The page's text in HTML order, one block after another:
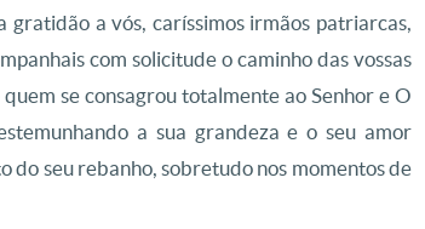
a vós, caríssimos irmãos patriarcas,
com solicitude o caminho das vossas
se consagrou totalmente ao Senhor e O
a sua grandeza e o seu amor
do seu rebanho, sobretudo nos momentos de